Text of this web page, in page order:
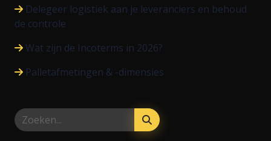
Delegeer logistiek aan je leveranciers en behoud
de controle
Wat zijn de Incoterms in 2026?
Palletafmetingen & -dimensies